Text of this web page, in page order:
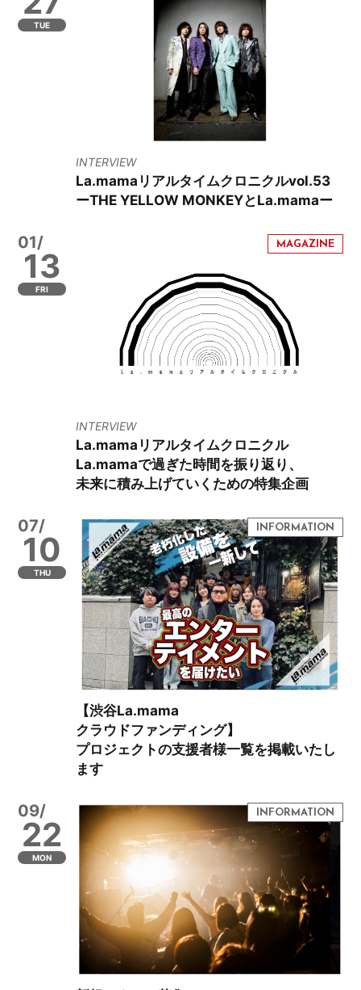
TUE
INTERVIEW
La.mamaリアルタイムクロニクルvol.53
ーTHE YELLOW MONKEYとLa.mamaー
01/
13
FRI
INTERVIEW
La.mamaリアルタイムクロニクル
La.mamaで過ぎた時間を振り返り、
未来に積み上げていくための特集企画
07/
10
THU
【渋谷La.mama
クラウドファンディング】
プロジェクトの支援者様一覧を掲載いたし
ます
09/
22
MON